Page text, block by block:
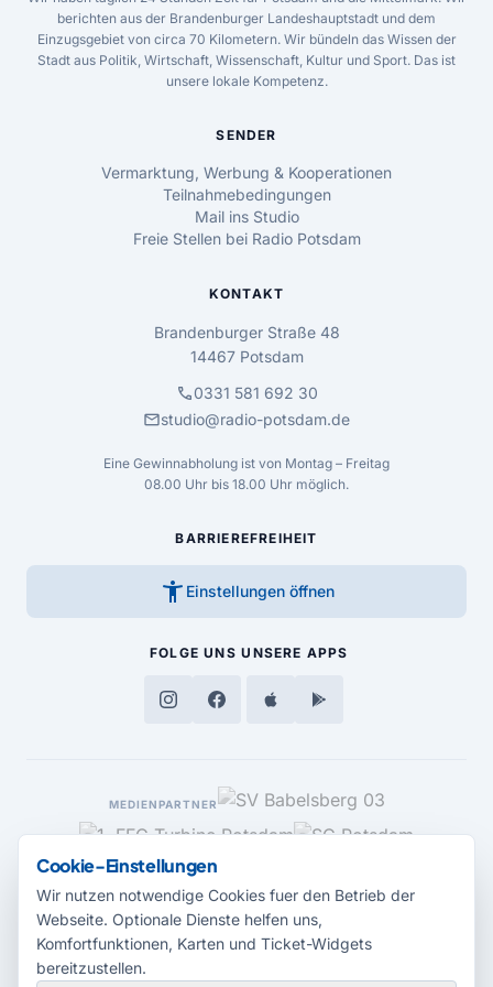
berichten aus der Brandenburger Landeshauptstadt und dem
Einzugsgebiet von circa 70 Kilometern. Wir bündeln das Wissen der
Stadt aus Politik, Wirtschaft, Wissenschaft, Kultur und Sport. Das ist
unsere lokale Kompetenz.
SENDER
Vermarktung, Werbung & Kooperationen
Teilnahmebedingungen
Mail ins Studio
Freie Stellen bei Radio Potsdam
KONTAKT
Brandenburger Straße 48
14467 Potsdam
call0331 581 692 30
mailstudio@radio-potsdam.de
Eine Gewinnabholung ist von Montag – Freitag
08.00 Uhr bis 18.00 Uhr möglich.
BARRIEREFREIHEIT
accessibility_new Einstellungen öffnen
FOLGE UNS UNSERE APPS
MEDIENPARTNER
Cookie-Einstellungen
Wir nutzen notwendige Cookies fuer den Betrieb der
Webseite. Optionale Dienste helfen uns,
Komfortfunktionen, Karten und Ticket-Widgets
bereitzustellen.